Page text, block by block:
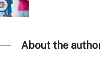
About the